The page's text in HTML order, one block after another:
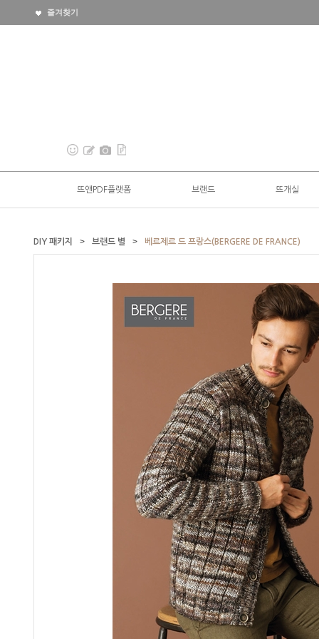
즐겨찾기
뜨앤PDF플랫폼 브랜드 뜨개실
DIY 패키지 > 브랜드 별 > 베르제르 드 프랑스(BERGERE DE FRANCE)